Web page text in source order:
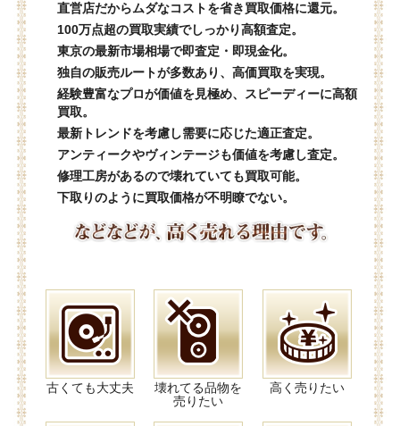
直営店だからムダなコストを省き買取価格に還元。
100万点超の買取実績でしっかり高額査定。
東京の最新市場相場で即査定・即現金化。
独自の販売ルートが多数あり、高価買取を実現。
経験豊富なプロが価値を見極め、スピーディーに高額
買取。
最新トレンドを考慮し需要に応じた適正査定。
アンティークやヴィンテージも価値を考慮し査定。
修理工房があるので壊れていても買取可能。
下取りのように買取価格が不明瞭でない。
古くても大丈夫
壊れてる品物を
売りたい
高く売りたい